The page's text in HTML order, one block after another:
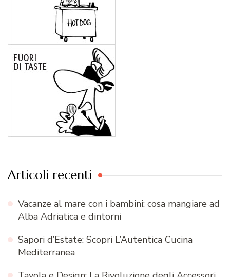
Articoli recenti
Vacanze al mare con i bambini: cosa mangiare ad
Alba Adriatica e dintorni
Sapori d’Estate: Scopri L’Autentica Cucina
Mediterranea